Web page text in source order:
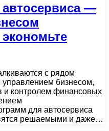
—
с рядом
управлением бизнесом,
и контролем финансовых
для автосервиса
решаемыми и даже…